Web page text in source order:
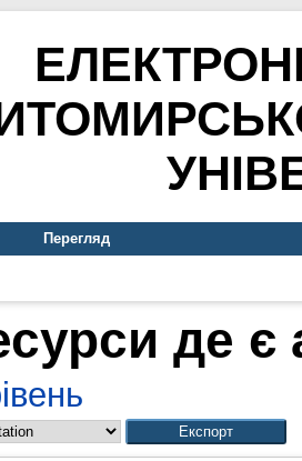
Перегляд
де є